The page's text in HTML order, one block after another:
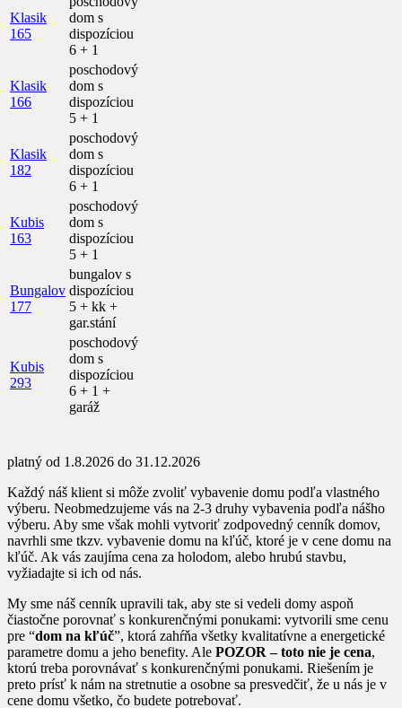
Klasik
165
dom s
dispozíciou
6 + 1
Klasik
166
poschodový
dom s
dispozíciou
5 + 1
Klasik
182
poschodový
dom s
dispozíciou
6 + 1
Kubis
163
poschodový
dom s
dispozíciou
5 + 1
Bungalov
177
bungalov s
dispozíciou
5 + kk +
gar.stání
Kubis
293
poschodový
dom s
dispozíciou
6 + 1 +
garáž
platný od 1.8.2026 do 31.12.2026
Každý náš klient si môže zvoliť vybavenie domu podľa vlastného
výberu. Neobmedzujeme vás na 2-3 druhy vybavenia podľa nášho
výberu. Aby sme však mohli vytvoriť zodpovedný cenník domov,
navrhli sme tkzv. vybavenie domu na kľúč, ktoré je v cene domu na
kľúč. Ak vás zaujíma cena za holodom, alebo hrubú stavbu,
vyžiadajte si ich od nás.
My sme náš cenník upravili tak, aby ste si vedeli domy aspoň
čiastočne porovnať s konkurenčnými ponukami: vytvorili sme cenu
pre “dom na kľúč”, ktorá zahŕňa všetky kvalitatívne a energetické
parametre domu a jeho benefity. Ale POZOR – toto nie je cena,
ktorú treba porovnávať s konkurenčnými ponukami. Riešením je
preto prísť k nám na stretnutie a osobne sa presvedčiť, že u nás je v
cene domu všetko, čo budete potrebovať.